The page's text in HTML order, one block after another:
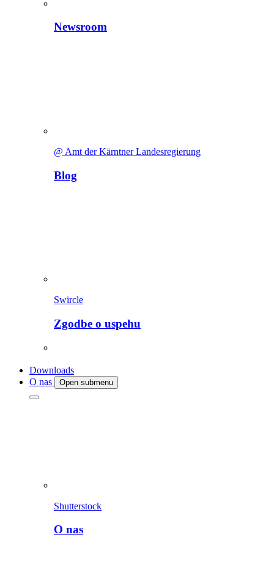
Newsroom
@ Amt der Kärntner Landesregierung
Blog
Swircle
Zgodbe o uspehu
Downloads
O nas
Open submenu
Shutterstock
O nas